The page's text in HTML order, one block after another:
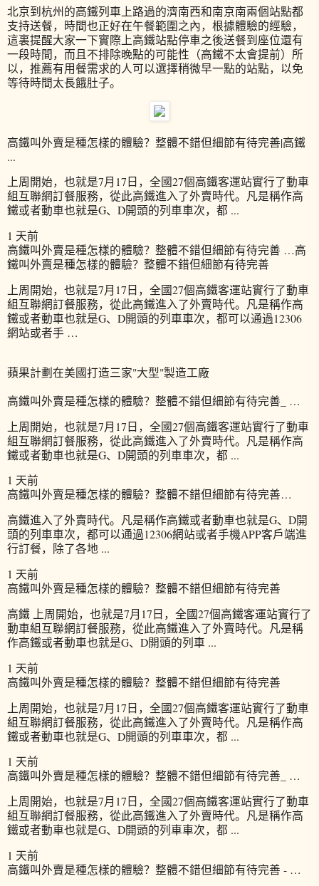
北京到杭州的高鐵列車上路過的濟南西和南京南兩個站點都
支持送餐，時間也正好在午餐範圍之內，根據體驗的經驗，
這裏提醒大家一下實際上高鐵站點停車之後送餐到座位還有
一段時間，而且不排除晚點的可能性（高鐵不太會提前）所
以，推薦有用餐需求的人可以選擇稍微早一點的站點，以免
等待時間太長餓肚子。
高鐵叫外賣是種怎樣的體驗？整體不錯但細節有待完善|高鐵
...
上周開始，也就是7月17日，全國27個高鐵客運站實行了動車
組互聯網訂餐服務，從此高鐵進入了外賣時代。凡是稱作高
鐵或者動車也就是G、D開頭的列車車次，都 ...
1 天前
高鐵叫外賣是種怎樣的體驗？整體不錯但細節有待完善 …高
鐵叫外賣是種怎樣的體驗？整體不錯但細節有待完善
上周開始，也就是7月17日，全國27個高鐵客運站實行了動車
組互聯網訂餐服務，從此高鐵進入了外賣時代。凡是稱作高
鐵或者動車也就是G、D開頭的列車車次，都可以通過12306
網站或者手 …
蘋果計劃在美國打造三家"大型"製造工廠
高鐵叫外賣是種怎樣的體驗？整體不錯但細節有待完善_ …
上周開始，也就是7月17日，全國27個高鐵客運站實行了動車
組互聯網訂餐服務，從此高鐵進入了外賣時代。凡是稱作高
鐵或者動車也就是G、D開頭的列車車次，都 ...
1 天前
高鐵叫外賣是種怎樣的體驗？整體不錯但細節有待完善…
高鐵進入了外賣時代。凡是稱作高鐵或者動車也就是G、D開
頭的列車車次，都可以通過12306網站或者手機APP客戶端進
行訂餐，除了各地 ...
1 天前
高鐵叫外賣是種怎樣的體驗？整體不錯但細節有待完善
高鐵 上周開始，也就是7月17日，全國27個高鐵客運站實行了
動車組互聯網訂餐服務，從此高鐵進入了外賣時代。凡是稱
作高鐵或者動車也就是G、D開頭的列車 ...
1 天前
高鐵叫外賣是種怎樣的體驗？整體不錯但細節有待完善
上周開始，也就是7月17日，全國27個高鐵客運站實行了動車
組互聯網訂餐服務，從此高鐵進入了外賣時代。凡是稱作高
鐵或者動車也就是G、D開頭的列車車次，都 ...
1 天前
高鐵叫外賣是種怎樣的體驗？整體不錯但細節有待完善_ …
上周開始，也就是7月17日，全國27個高鐵客運站實行了動車
組互聯網訂餐服務，從此高鐵進入了外賣時代。凡是稱作高
鐵或者動車也就是G、D開頭的列車車次，都 ...
1 天前
高鐵叫外賣是種怎樣的體驗？整體不錯但細節有待完善 - …